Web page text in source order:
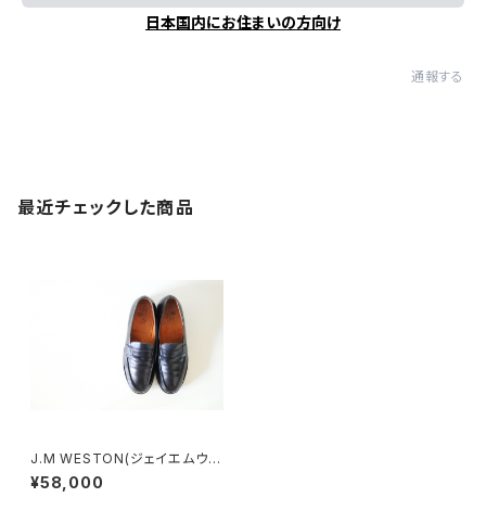
日本国内にお住まいの方向け
通報する
最近チェックした商品
J.M WESTON(ジェイエムウエ
ストン) 180シグネチャーローフ
ァー 6.5B
¥58,000